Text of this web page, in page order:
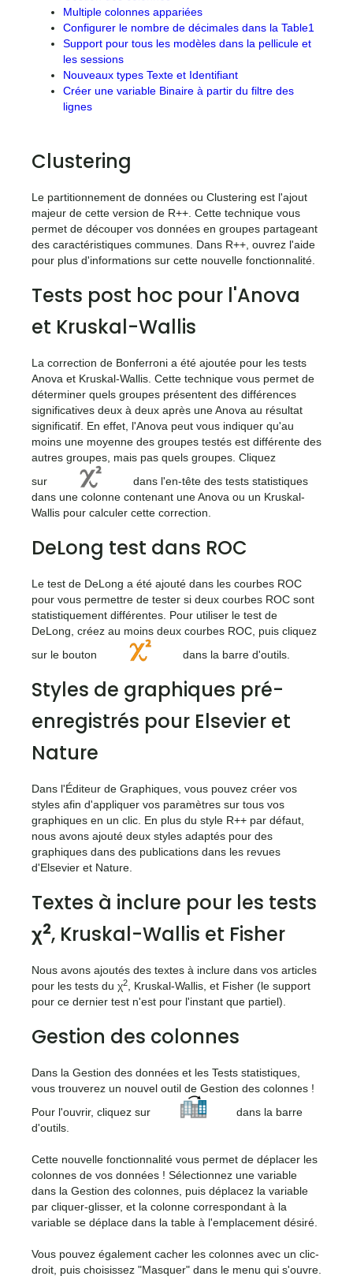
Multiple colonnes appariées
Configurer le nombre de décimales dans la Table1
Support pour tous les modèles dans la pellicule et
les sessions
Nouveaux types Texte et Identifiant
Créer une variable Binaire à partir du filtre des
lignes
Clustering
Le partitionnement de données ou Clustering est l'ajout
majeur de cette version de R++. Cette technique vous
permet de découper vos données en groupes partageant
des caractéristiques communes. Dans R++, ouvrez l'aide
pour plus d'informations sur cette nouvelle fonctionnalité.
Tests post hoc pour l'Anova
et Kruskal-Wallis
La correction de Bonferroni a été ajoutée pour les tests
Anova et Kruskal-Wallis. Cette technique vous permet de
déterminer quels groupes présentent des différences
significatives deux à deux après une Anova au résultat
significatif. En effet, l'Anova peut vous indiquer qu'au
moins une moyenne des groupes testés est différente des
autres groupes, mais pas quels groupes. Cliquez
sur
<icone>
dans l'en-tête des tests statistiques
dans une colonne contenant une Anova ou un Kruskal-
Wallis pour calculer cette correction.
DeLong test dans ROC
Le test de DeLong a été ajouté dans les courbes ROC
pour vous permettre de tester si deux courbes ROC sont
statistiquement différentes. Pour utiliser le test de
DeLong, créez au moins deux courbes ROC, puis cliquez
sur le bouton
<icone> dans la barre d'outils.
Styles de graphiques pré-
enregistrés pour Elsevier et
Nature
Dans l'Éditeur de Graphiques, vous pouvez créer vos
styles afin d'appliquer vos paramètres sur tous vos
graphiques en un clic. En plus du style R++ par défaut,
nous avons ajouté deux styles adaptés pour des
graphiques dans des publications dans les revues
d'Elsevier et Nature.
Textes à inclure pour les tests
χ2, Kruskal-Wallis et Fisher
Nous avons ajoutés des textes à inclure dans vos articles
pour les tests du χ2
, Kruskal-Wallis, et Fisher (le support
pour ce dernier test n'est pour l'instant que partiel).
Gestion des colonnes
Dans la Gestion des données et les Tests statistiques,
vous trouverez un nouvel outil de Gestion des colonnes !
Pour l'ouvrir, cliquez sur
<icone>
dans la barre
d'outils.
Cette nouvelle fonctionnalité vous permet de déplacer les
colonnes de vos données ! Sélectionnez une variable
dans la Gestion des colonnes, puis déplacez la variable
par cliquer-glisser, et la colonne correspondant à la
variable se déplace dans la table à l'emplacement désiré.
Vous pouvez également cacher les colonnes avec un clic-
droit, puis choisissez "Masquer" dans le menu qui s'ouvre.